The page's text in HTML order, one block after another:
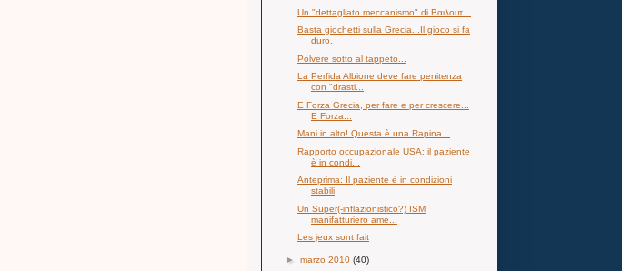
Un "dettagliato meccanismo" di Βαιλουτ...
Basta giochetti sulla Grecia...Il gioco si fa
duro.
Polvere sotto al tappeto...
La Perfida Albione deve fare penitenza
con "drasti...
E Forza Grecia, per fare e per crescere...
E Forza...
Mani in alto! Questa è una Rapina...
Rapporto occupazionale USA: il paziente
è in condi...
Anteprima: Il paziente è in condizioni
stabili
Un Super(-inflazionistico?) ISM
manifatturiero ame...
Les jeux sont fait
► marzo 2010 (40)